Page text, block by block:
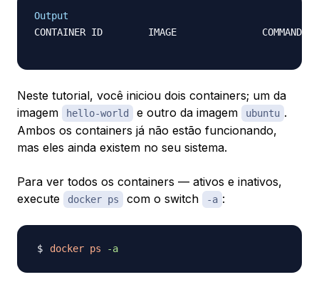
Output
CONTAINER ID        IMAGE
Neste tutorial, você iniciou dois containers; um da
imagem
hello-world e outro da imagem ubuntu .
Ambos os containers já não estão funcionando,
mas eles ainda existem no seu sistema.
Para ver todos os containers — ativos e inativos,
execute
docker ps com o switch -a :
docker ps -a